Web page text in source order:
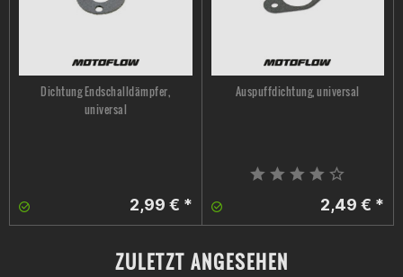
Michael Somogyi
übersetzung plus radical cdi und 95 düse(etwas zu fettig) ist
85 gegangen
ist sehr komisch also es ist so als würde man die ganze zeit
Auspuff draufgegeben. Leistung hat er um 10km/h mehr
Dichtung Endschalldämpfer,
universal
2,99 € *
Auspuffdichtung, universal
2,49 € *
ZULETZT ANGESEHEN